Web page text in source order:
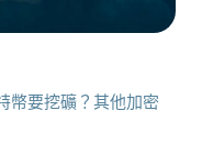
幣要挖礦？其他加密